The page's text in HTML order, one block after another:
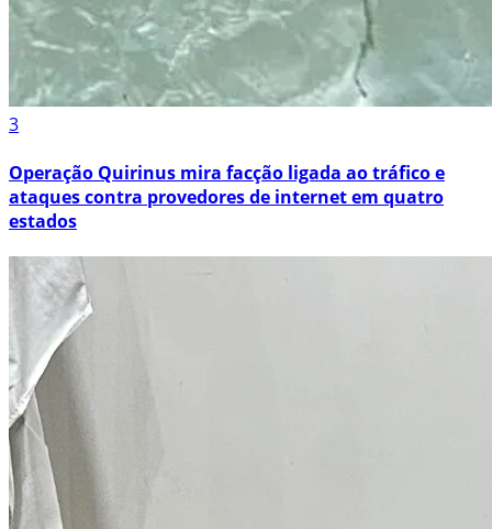
3
Operação Quirinus mira facção ligada ao tráfico e
ataques contra provedores de internet em quatro
estados